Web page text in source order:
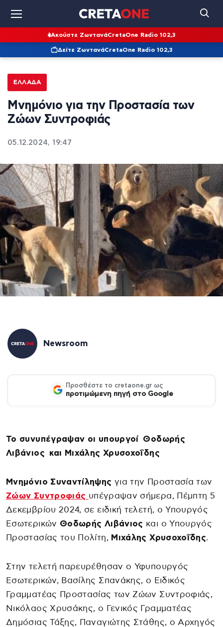
Ακούστε ΖωντανάCretaOne Radio 102,3
Δείτε ΖωντανάCretaOne Radio 102,3
ΕΛΛΆΔΑ
Μνημόνιο για την Προστασία των
Ζώων Συντροφιάς
05.12.2024, 19:47
Newsroom
Προσθέστε το cretaone.gr ως
προτιμώμενη πηγή στο Google
Το συνυπέγραψαν οι υπουργοί Θοδωρής
Λιβάνιος και Μιχάλης Χρυσοχοΐδης
Μνημόνιο Συναντίληψης για την Προστασία των
Ζώων Συντροφιάς υπέγραψαν σήμερα, Πέμπτη 5
Δεκεμβρίου 2024, σε ειδική τελετή, ο Υπουργός
Εσωτερικών Θοδωρής Λιβάνιος και ο Υπουργός
Προστασίας του Πολίτη, Μιχάλης Χρυσοχοΐδης.
Στην τελετή παρευρέθησαν ο Υφυπουργός
Εσωτερικών, Βασίλης Σπανάκης, ο Ειδικός
Γραμματέας Προστασίας των Ζώων Συντροφιάς,
Νικόλαος Χρυσάκης, ο Γενικός Γραμματέας
Δημόσιας Τάξης, Παναγιώτης Στάθης, ο Αρχηγός